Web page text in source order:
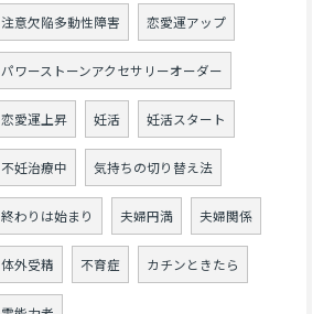
注意欠陥多動性障害 恋愛運アップ
パワーストーンアクセサリーオーダー
恋愛運上昇 妊活 妊活スタート
不妊治療中 気持ちの切り替え法
終わりは始まり 夫婦円満 夫婦関係
体外受精 不育症 カチンときたら